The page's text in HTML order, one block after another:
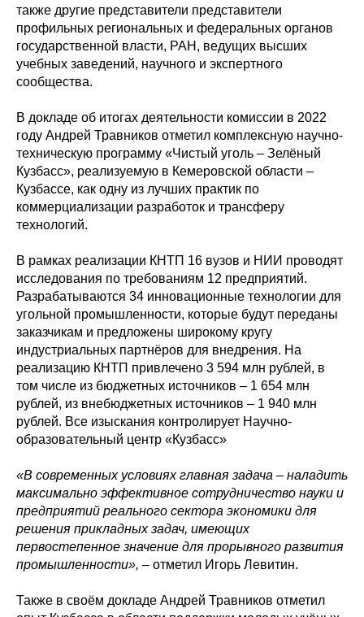
также другие представители представители
профильных региональных и федеральных органов
государственной власти, РАН, ведущих высших
учебных заведений, научного и экспертного
сообщества.
В докладе об итогах деятельности комиссии в 2022
году Андрей Травников отметил комплексную научно-
техническую программу «Чистый уголь – Зелёный
Кузбасс», реализуемую в Кемеровской области –
Кузбассе, как одну из лучших практик по
коммерциализации разработок и трансферу
технологий.
В рамках реализации КНТП 16 вузов и НИИ проводят
исследования по требованиям 12 предприятий.
Разрабатываются 34 инновационные технологии для
угольной промышленности, которые будут переданы
заказчикам и предложены широкому кругу
индустриальных партнёров для внедрения. На
реализацию КНТП привлечено 3 594 млн рублей, в
том числе из бюджетных источников – 1 654 млн
рублей, из внебюджетных источников – 1 940 млн
рублей. Все изыскания контролирует Научно-
образовательный центр «Кузбасс»
«В современных условиях главная задача – наладить
максимально эффективное сотрудничество науки и
предприятий реального сектора экономики для
решения прикладных задач, имеющих
первостепенное значение для прорывного развития
промышленности», – отметил Игорь Левитин.
Также в своём докладе Андрей Травников отметил